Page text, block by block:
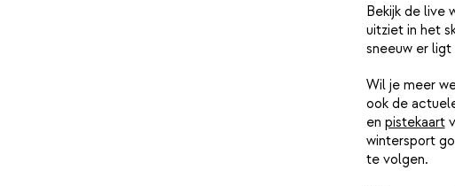
Bekijk de live
uitziet in het
sneeuw er ligt
Wil je meer
ook de
en pistekaart
wintersport
te volgen.